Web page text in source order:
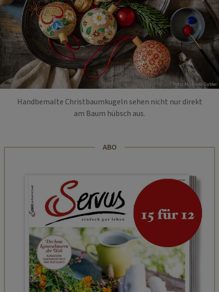
Foto: Michaela Gabler
Handbemalte Christbaumkugeln sehen nicht nur direkt
am Baum hübsch aus.
ABO